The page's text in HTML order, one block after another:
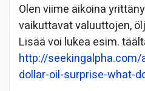
Olen viime aikoina
vaikuttavat valuuttojen,
Lisää voi lukea esim.
http://
dollar-oil-surprise-what-